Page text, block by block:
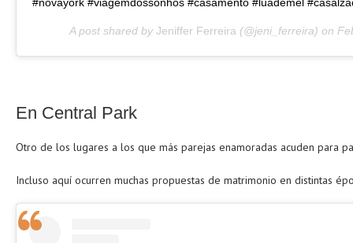
A post shared by Jeniffer Ferreira (@jeni_ferreira) on
En Central Park
Otro de los lugares a los que más parejas enamoradas acuden para
Incluso aquí ocurren muchas propuestas de matrimonio en distintas